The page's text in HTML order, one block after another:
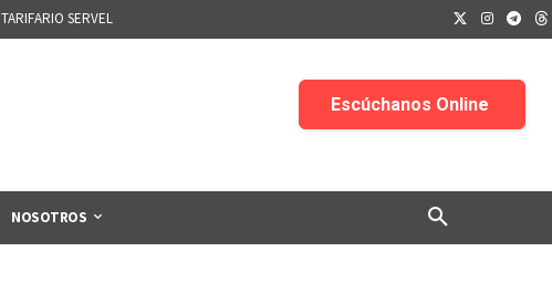
TARIFARIO SERVEL
NOSOTROS